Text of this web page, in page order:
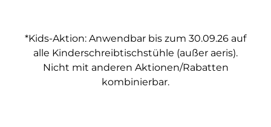
*Kids-Aktion: Anwendbar bis zum 30.09.26 auf
alle Kinderschreibtischstühle (außer aeris).
Nicht mit anderen Aktionen/Rabatten
kombinierbar.